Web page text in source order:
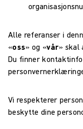
Alle referanser i
«oss» og «vår» skal
Du finner
Vi respekterer
beskytte dine